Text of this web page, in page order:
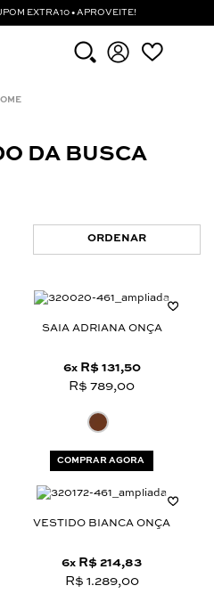
EXTRA10 • APROVEITE!
DA BUSCA
ORDENAR
SAIA ADRIANA ONÇA
6x R$ 131,50
R$ 789,00
COMPRAR AGORA
VESTIDO BIANCA ONÇA
6x R$ 214,83
R$ 1.289,00